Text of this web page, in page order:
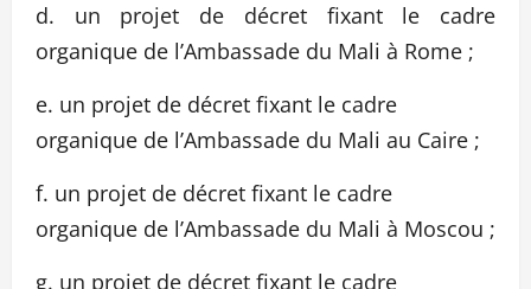
d. un projet de décret fixant le cadre
organique de l’Ambassade du Mali à Rome ;
e. un projet de décret fixant le cadre
organique de l’Ambassade du Mali au Caire ;
f. un projet de décret fixant le cadre
organique de l’Ambassade du Mali à Moscou ;
g. un projet de décret fixant le cadre